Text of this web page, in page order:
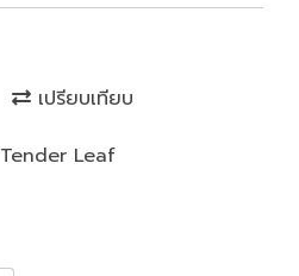
เปรียบเทียบ
Tender Leaf